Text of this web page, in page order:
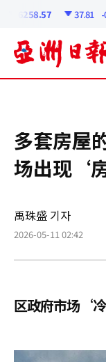
6258.57 37.81 -
多套房屋
场出现‘
禹珠盛 기자
2026-05-11 02:42
区政府市场‘